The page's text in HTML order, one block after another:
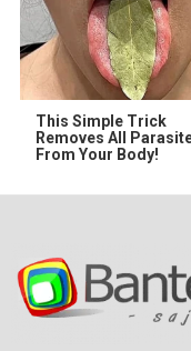
This Simple Trick
Removes All
From Your Body!